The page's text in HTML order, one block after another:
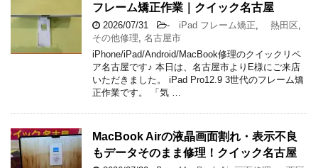
フレーム矯正作業｜クイック名古屋
2026/07/31 - iPad フレーム矯正 熱田区
その他修理 名古屋市
iPhone/iPad/Android/MacBook修理のクイックリペ
ア名古屋です♪ 本日は、名古屋市よりE様にご来店
いただきました。 iPad Pro12.9 3世代のフレーム矯
正作業です。 「気 …
MacBook Airの液晶画面割れ・表示不良
もデータそのまま修理！クイック名古屋